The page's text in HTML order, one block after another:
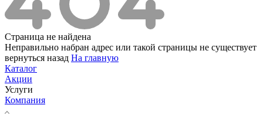
Страница не найдена
Неправильно набран адрес или такой страницы не существует
вернуться назад На главную
Каталог
Акции
Услуги
Компания